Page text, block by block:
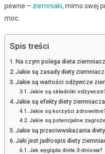
pewne – ziemniaki, mimo swej
moc.
Spis treści
Na czym polega dieta
Jakie są zasady diety
Jakie są wartości odżywcze
Jakie są składniki
Jakie są efekty diety
Jakie są korzyści
Jakie są potencjalne
Jakie są przeciwwskazania
Jaki jest jadłospis diety
Jak wygląda dieta 3-dniowa?